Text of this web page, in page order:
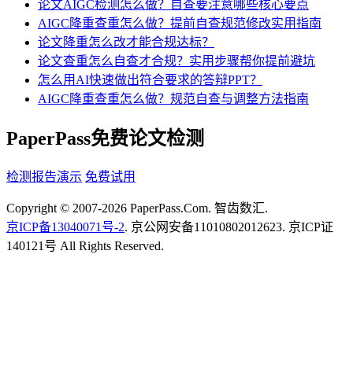
论文AIGC检测怎么做？自查要注意哪些核心要点
AIGC降重查重怎么做？提前自查规范修改实用指南
论文降重怎么改才能合规达标？
论文查重怎么自查才合规？实用步骤帮你提前避坑
怎么用AI快速做出符合要求的答辩PPT？
AIGC降重查重怎么做？规范自查与调整方法指南
PaperPass免费论文检测
检测报告演示 免费试用
Copyright © 2007-2026 PaperPass.Com. 智齿数汇.
京ICP备13040071号-2. 京公网安备11010802012623. 京ICP证
140121号 All Rights Reserved.